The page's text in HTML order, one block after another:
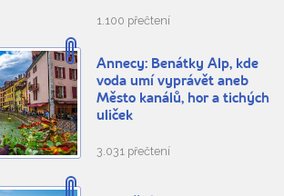
1.100 přečtení
Annecy: Benátky Alp, kde
voda umí vyprávět aneb
Město kanálů, hor a tichých
uliček
3.031 přečtení